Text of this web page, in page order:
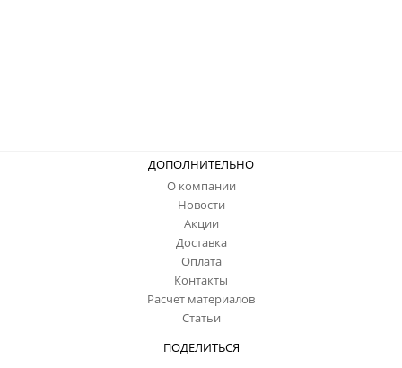
ДОПОЛНИТЕЛЬНО
О компании
Новости
Акции
Доставка
Оплата
Контакты
Расчет материалов
Статьи
ПОДЕЛИТЬСЯ